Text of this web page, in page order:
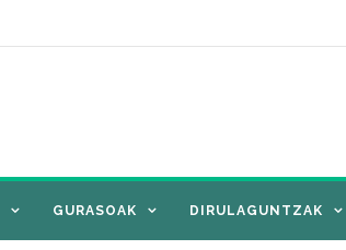
GURASOAK DIRULAGUNTZAK